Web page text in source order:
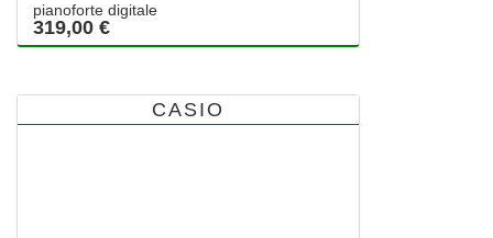
pianoforte digitale
319,00 €
CASIO